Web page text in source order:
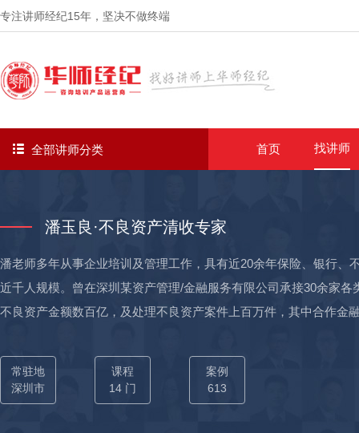
专注讲师经纪15年 ，坚决不做终端
全部讲师分类 首页 找讲师
潘玉良·不良资产清收专家
潘老师多年从事企业培训及管理工作，具有近20余年保险、银行
近千人规模。曾在深圳某资产管理/金融服务有限公司承接30余家
不良资产金额数百亿，及处理不良资产案件上百万件，其中合作金
讲授实用有效课程，授课经验丰富，老师至今累计授课1000天以上，参
▲深圳某资产管理/金融服务有限公司——副总经理 01-搭建了清收
管、催收团队经理系列专业成长课程并参与讲授；开发催收内训师
常驻地
深圳市
课程
14 门
案例
613